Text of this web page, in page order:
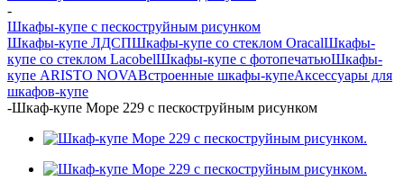
-
Шкафы-купе с пескоструйным рисунком
Шкафы-купе ЛДСПШкафы-купе со стеклом OracalШкафы-
купе со стеклом LacobelШкафы-купе с фотопечатьюШкафы-
купе ARISTO NOVAВстроенные шкафы-купеАксессуары для
шкафов-купе
-Шкаф-купе Море 229 с пескоструйным рисунком